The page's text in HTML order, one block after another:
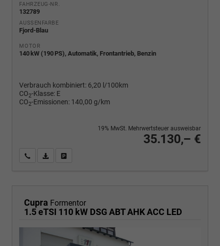
FAHRZEUG-NR.
132789
AUSSENFARBE
Fjord-Blau
MOTOR
140 kW (190 PS), Automatik, Frontantrieb, Benzin
Verbrauch kombiniert: 6,20 l/100km
CO2-Klasse: E
CO2-Emissionen: 140,00 g/km
35.130,– €
19% MwSt. Mehrwertsteuer ausweisbar
Wir rufen Sie anPDF-Fahrzeugexposé drucken
Cupra Formentor
1.5 eTSI 110 kW DSG ABT AHK ACC LED